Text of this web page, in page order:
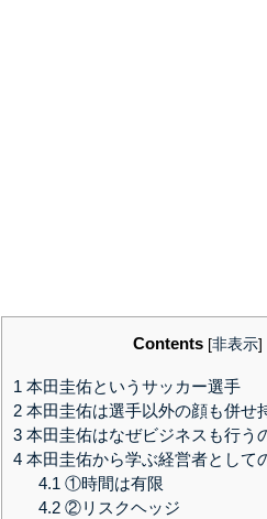
Contents [非表示]
1 本田圭佑というサッカー選手
2 本田圭佑は選手以外の顔も併せ
3 本田圭佑はなぜビジネスも行う
4 本田圭佑から学ぶ経営者として
4.1 ①時間は有限
4.2 ②リスクヘッジ